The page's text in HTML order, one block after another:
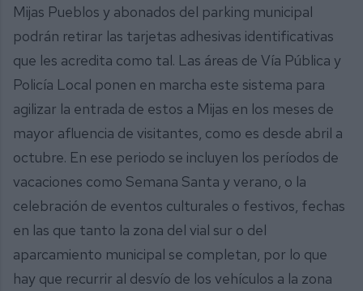
Mijas Pueblos y abonados del parking municipal
podrán retirar las tarjetas adhesivas identificativas
que les acredita como tal. Las áreas de Vía Pública y
Policía Local ponen en marcha este sistema para
agilizar la entrada de estos a Mijas en los meses de
mayor afluencia de visitantes, como es desde abril a
octubre. En ese periodo se incluyen los períodos de
vacaciones como Semana Santa y verano, o la
celebración de eventos culturales o festivos, fechas
en las que tanto la zona del vial sur o del
aparcamiento municipal se completan, por lo que
hay que recurrir al desvío de los vehículos a la zona